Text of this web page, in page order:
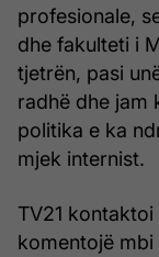
profesionale,
dhe fakulteti i
tjetrën, pasi
radhë dhe jam
politika e ka
mjek internist.
TV21
komentojë mbi